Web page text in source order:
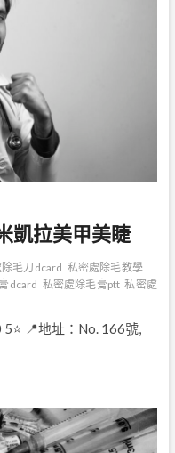
凱拉美甲美睫
毛刀dcard 私密處除毛教學
dcard 私密處除毛膏ptt 私密處
📍地址：No. 166號,